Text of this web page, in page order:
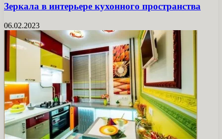
Зеркала в интерьере кухонного пространства
06.02.2023